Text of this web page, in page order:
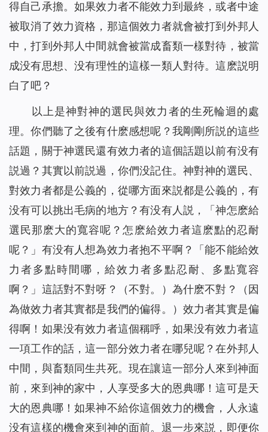
得自己承擔。如果效力者不能效力到最終，或者中途
被取消了效力資格，那這個效力者就會被打到外邦人
中，打到外邦人中間就會被當成畜類一樣對待，被當
成没有思想、没有理性的這樣一類人對待。這麽説明
白了吧？
以上是神對神的選民與效力者的生死輪迴的處
理。你們聽了之後有什麽感想呢？我剛剛所説的這些
話題，關于神選民還有效力者的這個話題以前有没有
説過？其實以前説過，你們没記住。神對神的選民、
對效力者都是公義的，從哪方面來説都是公義的，有
没有可以挑出毛病的地方？有没有人説，「神怎麽給
選民那麽大的寬容呢？怎麽給效力者這麽點的忍耐
呢？」有没有人想為效力者抱不平啊？「能不能給效
力者多點時間哪，給效力者多點忍耐、多點寬容
啊？」這話對不對呀？（不對。）為什麽不對？（因
為做效力者其實都是我們的偏得。）效力者其實是偏
得啊！如果没有效力者這個稱呼，如果没有效力者這
一項工作的話，這一部分效力者在哪兒呢？在外邦人
中間，與畜類同生共死。現在讓這一部分人來到神面
前，來到神的家中，人享受多大的恩典哪！這可是天
大的恩典哪！如果神不給你這個效力的機會，人永遠
没有這樣的機會來到神的面前。退一步來説，即便你